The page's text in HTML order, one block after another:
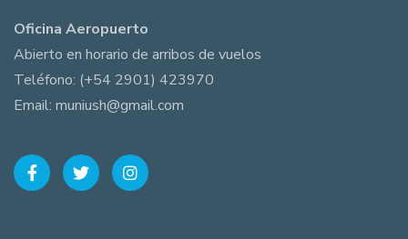
Oficina Aeropuerto
Abierto en horario de arribos de vuelos
Teléfono: (+54 2901) 423970
Email: muniush@gmail.com